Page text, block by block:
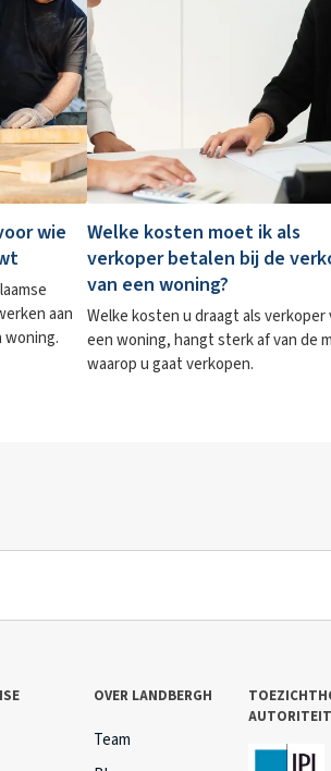
wie
aan
woning.
Welke kosten moet ik als
verkoper betalen bij de
van een woning?
Welke kosten u draagt als verkoper
een woning, hangt sterk af van de
waarop u gaat verkopen.
OVER LANDBERGH
Team
AUTORITEIT